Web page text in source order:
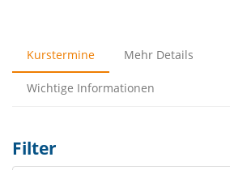
Kurstermine Mehr Details
Wichtige Informationen
Filter